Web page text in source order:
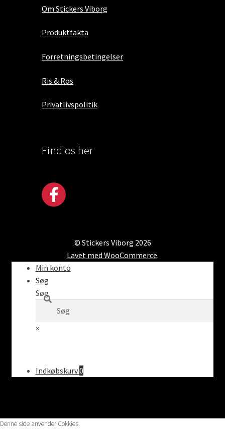
Om Stickers Viborg
Produktfakta
Forretningsbetingelser
Ris & Ros
Privatlivspolitik
Find os her
© Stickers Viborg 2026
Lavet med WooCommerce.
Min konto
Søg
Søg
×
Indkøbskurv0
Denne side anvender Cokkies.